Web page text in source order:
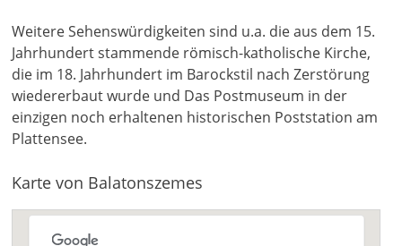
Weitere Sehenswürdigkeiten sind u.a. die aus dem 15.
Jahrhundert stammende römisch-katholische Kirche,
die im 18. Jahrhundert im Barockstil nach Zerstörung
wiedererbaut wurde und Das Postmuseum in der
einzigen noch erhaltenen historischen Poststation am
Plattensee.
Karte von Balatonszemes